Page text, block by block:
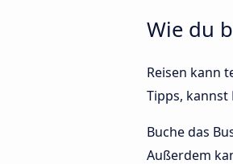
Wie du
Reisen kann
Tipps, kannst
Buche das
Außerdem